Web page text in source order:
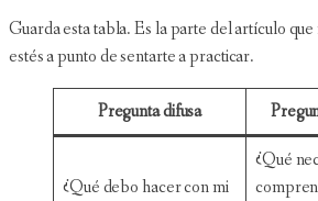
Guarda esta tabla. Es la parte del artículo que
estés a punto de sentarte a practicar.
Pregunta difusa
¿Qué debo hacer con mi
¿Qué